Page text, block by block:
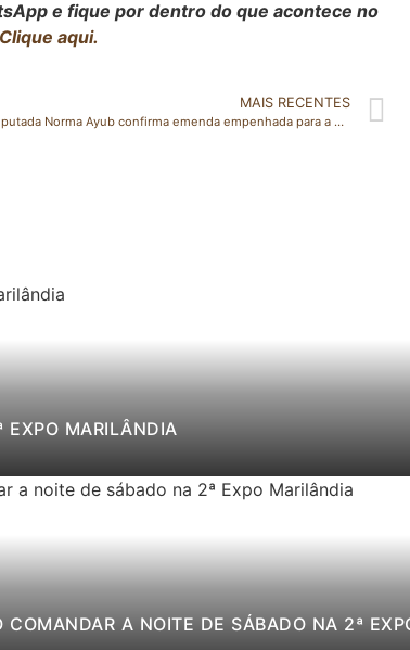
e fique por dentro do que acontece no
Clique aqui.
MAIS RECENTES
Deputada Norma Ayub confirma emenda empenhada para a saúde do município de São Gabriel
EXPO MARILÂNDIA
COMANDAR A NOITE DE SÁBADO NA 2ª